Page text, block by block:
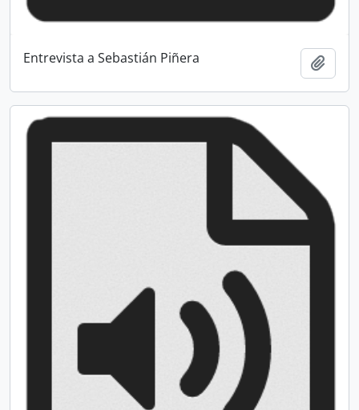
Entrevista a Sebastián Piñera